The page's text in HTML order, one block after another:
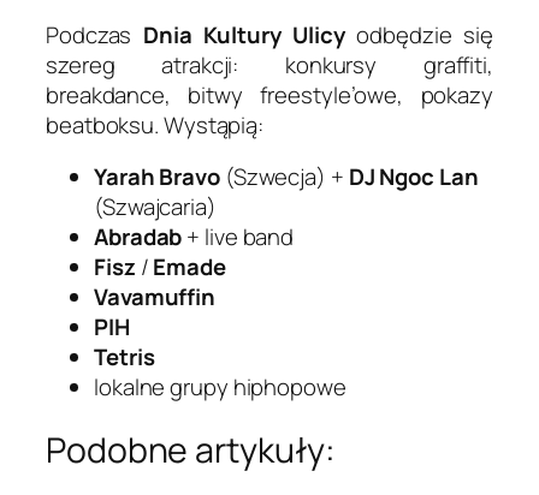
Podczas Dnia Kultury Ulicyodbędzie się
szereg atrakcji: konkursy graffiti,
breakdance, bitwy freestyle’owe, pokazy
beatboksu. Wystąpią:
Yarah Bravo(Szwecja) + DJ Ngoc Lan
(Szwajcaria)
Abradab+ live band
Fisz /Emade
Vavamuffin
PIH
Tetris
lokalne grupy hiphopowe
Podobne artykuły: